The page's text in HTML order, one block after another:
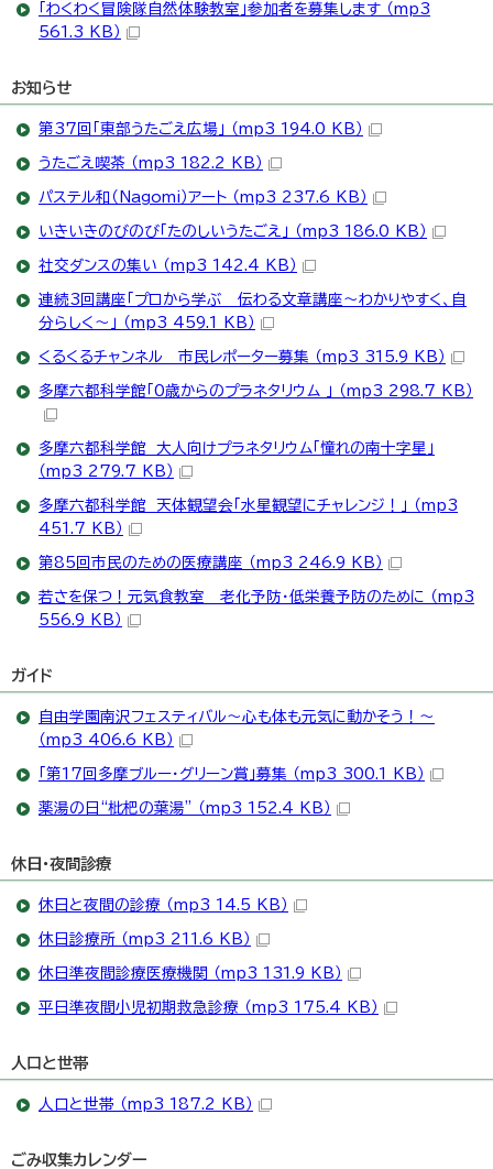
「わくわく冒険隊自然体験教室」参加者を募集します （mp3
561.3 KB）
お知らせ
第37回「東部うたごえ広場」 （mp3 194.0 KB）
うたごえ喫茶 （mp3 182.2 KB）
パステル和（Nagomi）アート （mp3 237.6 KB）
いきいきのびのび「たのしいうたごえ」 （mp3 186.0 KB）
社交ダンスの集い （mp3 142.4 KB）
連続3回講座「プロから学ぶ 伝わる文章講座～わかりやすく、自
分らしく～」 （mp3 459.1 KB）
くるくるチャンネル 市民レポーター募集 （mp3 315.9 KB）
多摩六都科学館「0歳からのプラネタリウム 」 （mp3 298.7 KB）
多摩六都科学館 大人向けプラネタリウム「憧れの南十字星」
（mp3 279.7 KB）
多摩六都科学館 天体観望会「水星観望にチャレンジ！」 （mp3
451.7 KB）
第85回市民のための医療講座 （mp3 246.9 KB）
若さを保つ！元気食教室 老化予防・低栄養予防のために （mp3
556.9 KB）
ガイド
自由学園南沢フェスティバル～心も体も元気に動かそう！～
（mp3 406.6 KB）
「第17回多摩ブルー・グリーン賞」募集 （mp3 300.1 KB）
薬湯の日“枇杷の葉湯” （mp3 152.4 KB）
休日・夜間診療
休日と夜間の診療 （mp3 14.5 KB）
休日診療所 （mp3 211.6 KB）
休日準夜間診療医療機関 （mp3 131.9 KB）
平日準夜間小児初期救急診療 （mp3 175.4 KB）
人口と世帯
人口と世帯 （mp3 187.2 KB）
ごみ収集カレンダー